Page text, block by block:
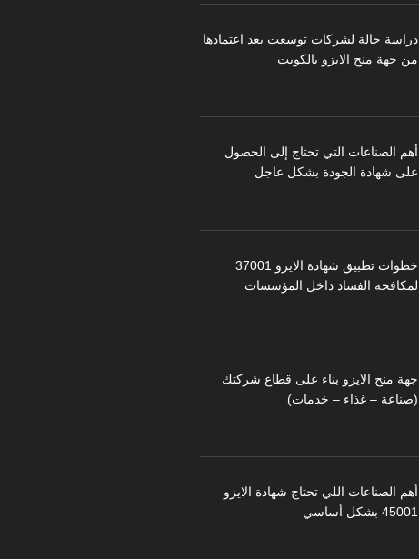
دراسة حالة لشركات توسعت بعد اعتمادها
من جهة منح الايزو بالكويت
أهم الصناعات التي تحتاج إلى الحصول
على شهادة الجودة بشكل عاجل
خطوات تطبيق شهادة الايزو 37001
لمكافحة الفساد داخل المؤسسات
جهة منح الايزو بناء على قطاع شركتك
(صناعة – غذاء – خدمات)
أهم الصناعات اللي تحتاج شهادة الايزو
45001 بشكل أساسي